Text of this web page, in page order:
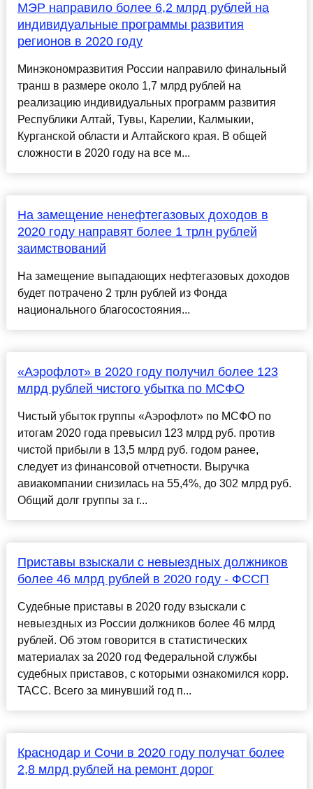
МЭР направило более 6,2 млрд рублей на
индивидуальные программы развития
регионов в 2020 году
Минэкономразвития России направило финальный
транш в размере около 1,7 млрд рублей на
реализацию индивидуальных программ развития
Республики Алтай, Тувы, Карелии, Калмыкии,
Курганской области и Алтайского края. В общей
сложности в 2020 году на все м...
На замещение ненефтегазовых доходов в
2020 году направят более 1 трлн рублей
заимствований
На замещение выпадающих нефтегазовых доходов
будет потрачено 2 трлн рублей из Фонда
национального благосостояния...
«Аэрофлот» в 2020 году получил более 123
млрд рублей чистого убытка по МСФО
Чистый убыток группы «Аэрофлот» по МСФО по
итогам 2020 года превысил 123 млрд руб. против
чистой прибыли в 13,5 млрд руб. годом ранее,
следует из финансовой отчетности. Выручка
авиакомпании снизилась на 55,4%, до 302 млрд руб.
Общий долг группы за г...
Приставы взыскали с невыездных должников
более 46 млрд рублей в 2020 году - ФССП
Судебные приставы в 2020 году взыскали с
невыездных из России должников более 46 млрд
рублей. Об этом говорится в статистических
материалах за 2020 год Федеральной службы
судебных приставов, с которыми ознакомился корр.
ТАСС. Всего за минувший год п...
Краснодар и Сочи в 2020 году получат более
2,8 млрд рублей на ремонт дорог